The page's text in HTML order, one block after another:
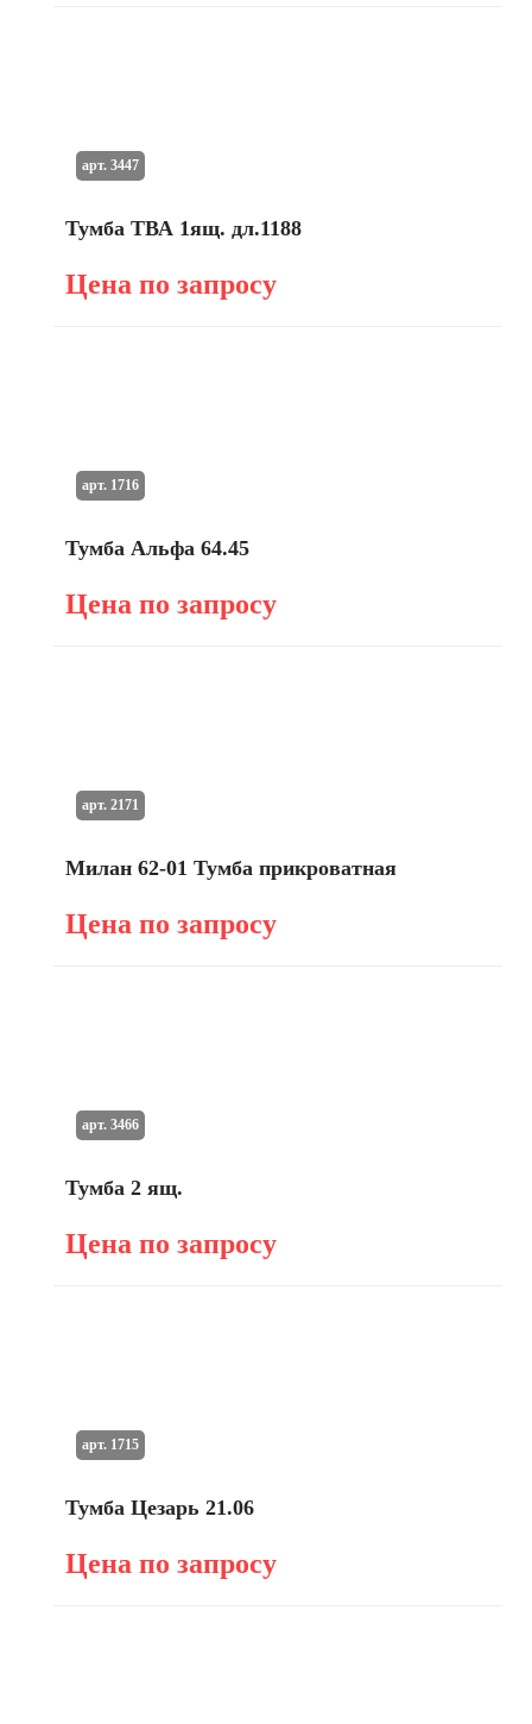
Тумба ТВА 1ящ. дл.1188
Цена по запросу
арт. 3447
Тумба Альфа 64.45
Цена по запросу
арт. 1716
Милан 62-01 Тумба прикроватная
Цена по запросу
арт. 2171
Тумба 2 ящ.
Цена по запросу
арт. 3466
Тумба Цезарь 21.06
Цена по запросу
арт. 1715